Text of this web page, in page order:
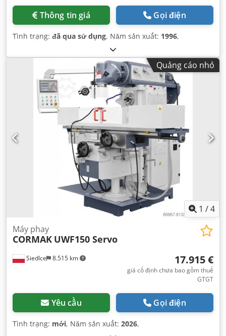
Thông tin giá Gọi điện
Tình trạng: đã qua sử dụng, Năm sản xuất: 1996,
Quảng cáo nhỏ
1 /4
Siedlce 8.515 km
Máy phay
CORMAK UWF150 Servo
17.915 €
giá cố định chưa bao gồm thuế
GTGT
Yêu cầu Gọi điện
Tình trạng: mới, Năm sản xuất: 2026,